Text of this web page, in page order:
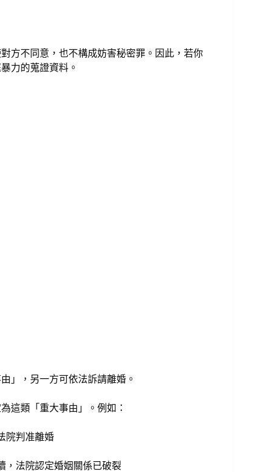
方不同意，也不構成妨害秘密罪。因此，若你
力的蒐證資料。
」，另一方可依法訴請離婚。
這類「重大事由」。例如：
院判准離婚
，法院認定婚姻關係已破裂